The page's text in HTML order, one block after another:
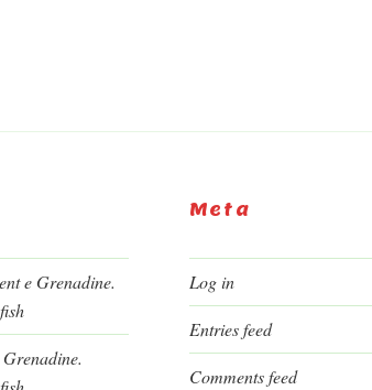
e Grenadine.
Meta
Log in
Entries feed
Comments feed